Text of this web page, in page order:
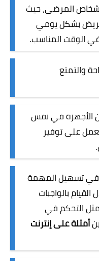
المرضى، حيث
بشكل يومي
الوقت المناسب.
والتمتع
الأجهزة في نفس
على توفير
في تسهيل المهمة
بالواجبات
التحكم في
أمثلة على إنترنت